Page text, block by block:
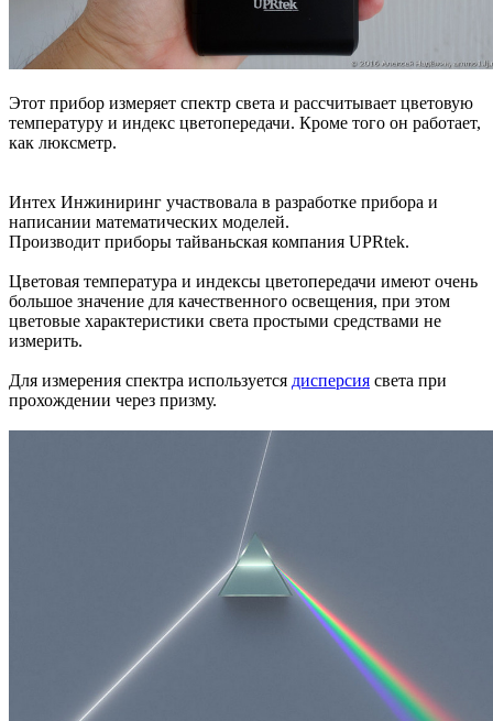
Этот прибор измеряет спектр света и рассчитывает цветовую
температуру и индекс цветопередачи. Кроме того он работает,
как люксметр.
Интех Инжиниринг участвовала в разработке прибора и
написании математических моделей.
Производит приборы тайваньская компания UPRtek.
Цветовая температура и индексы цветопередачи имеют очень
большое значение для качественного освещения, при этом
цветовые характеристики света простыми средствами не
измерить.
Для измерения спектра используется дисперсия света при
прохождении через призму.